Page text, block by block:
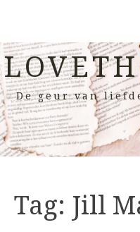
De geur van
Tag: Jill